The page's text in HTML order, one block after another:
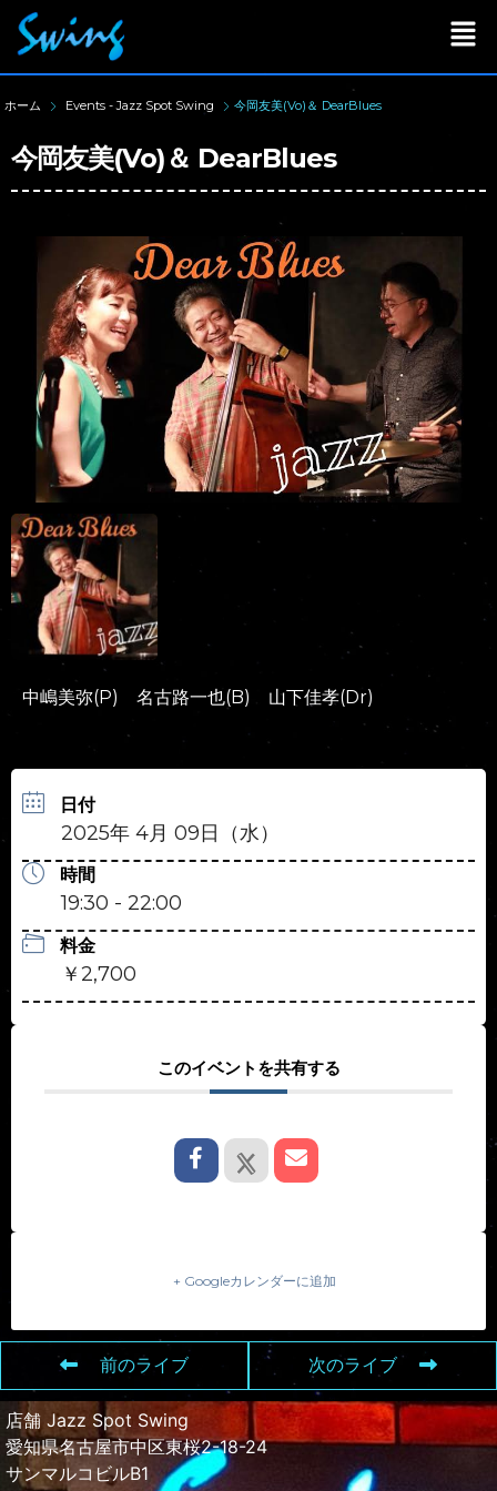
ホーム Events - Jazz Spot Swing 今岡友美(Vo)＆ DearBlues
今岡友美(Vo)＆ DearBlues
中嶋美弥(P) 名古路一也(B) 山下佳孝(Dr)
日付
2025年 4月 09日（水）
時間
19:30 - 22:00
料金
￥2,700
このイベントを共有する
+ Googleカレンダーに追加
前のライブ 次のライブ
店舗 Jazz Spot Swing
愛知県名古屋市中区東桜2-18-24
サンマルコビルB1